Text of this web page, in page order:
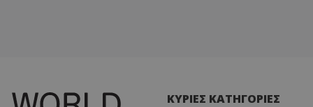
ΚΥΡΙΕΣ ΚΑΤΗΓΟΡΙΕΣ